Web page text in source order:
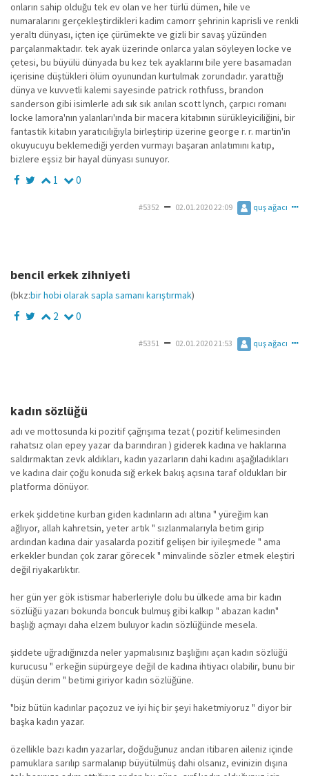
onların sahip olduğu tek ev olan ve her türlü dümen, hile ve
numaralarını gerçekleştirdikleri kadim camorr şehrinin kaprisli ve renkli
yeraltı dünyası, içten içe çürümekte ve gizli bir savaş yüzünden
parçalanmaktadır. tek ayak üzerinde onlarca yalan söyleyen locke ve
çetesi, bu büyülü dünyada bu kez tek ayaklarını bile yere basamadan
içerisine düştükleri ölüm oyunundan kurtulmak zorundadır. yarattığı
dünya ve kuvvetli kalemi sayesinde patrick rothfuss, brandon
sanderson gibi isimlerle adı sık sık anılan scott lynch, çarpıcı romanı
locke lamora'nın yalanları'ında bir macera kitabının sürükleyiciliğini, bir
fantastik kitabın yaratıcılığıyla birleştirip üzerine george r. r. martin'in
okuyucuyu beklemediği yerden vurmayı başaran anlatımını katıp,
bizlere eşsiz bir hayal dünyası sunuyor.
1 0
#5352 02.01.2020 22:09 quş ağacı
bencil erkek zihniyeti
(bkz:bir hobi olarak sapla samanı karıştırmak)
2 0
#5351 02.01.2020 21:53 quş ağacı
kadın sözlüğü
adı ve mottosunda ki pozitif çağrışıma tezat ( pozitif kelimesinden
rahatsız olan epey yazar da barındıran ) giderek kadına ve haklarına
saldırmaktan zevk aldıkları, kadın yazarların dahi kadını aşağıladıkları
ve kadına dair çoğu konuda sığ erkek bakış açısına taraf oldukları bir
platforma dönüyor.
erkek şiddetine kurban giden kadınların adı altına " yüreğim kan
ağlıyor, allah kahretsin, yeter artık " sızlanmalarıyla betim girip
ardından kadına dair yasalarda pozitif gelişen bir iyileşmede " ama
erkekler bundan çok zarar görecek " minvalinde sözler etmek eleştiri
değil riyakarlıktır.
her gün yer gök istismar haberleriyle dolu bu ülkede ama bir kadın
sözlüğü yazarı bokunda boncuk bulmuş gibi kalkıp " abazan kadın"
başlığı açmayı daha elzem buluyor kadın sözlüğünde mesela.
şiddete uğradığınızda neler yapmalısınız başlığını açan kadın sözlüğü
kurucusu " erkeğin süpürgeye değil de kadına ihtiyacı olabilir, bunu bir
düşün derim " betimi giriyor kadın sözlüğüne.
"biz bütün kadınlar paçozuz ve iyi hiç bir şeyi haketmiyoruz " diyor bir
başka kadın yazar.
özellikle bazı kadın yazarlar, doğduğunuz andan itibaren aileniz içinde
pamuklara sarılıp sarmalanıp büyütülmüş dahi olsanız, evinizin dışına